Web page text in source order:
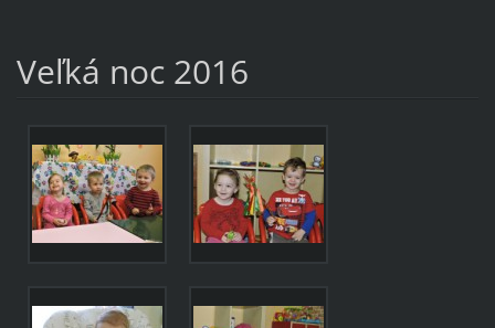
Veľká noc 2016